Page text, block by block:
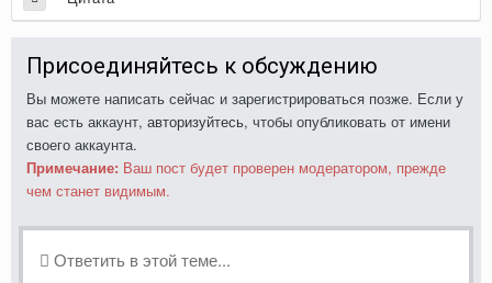
Присоединяйтесь к обсуждению
Вы можете написать сейчас и зарегистрироваться позже. Если у
вас есть аккаунт, авторизуйтесь, чтобы опубликовать от имени
своего аккаунта.
Примечание: Ваш пост будет проверен модератором, прежде
чем станет видимым.
Ответить в этой теме...